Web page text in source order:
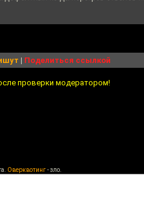
| Поделиться ссылкой
проверки модератором!
Оверквотинг- зло.